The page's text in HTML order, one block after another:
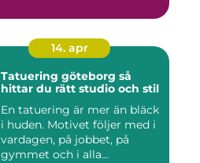
14. apr
Tatuering göteborg så
hittar du rätt studio och stil
En tatuering är mer än bläck
i huden. Motivet följer med i
vardagen, på jobbet, på
gymmet och i alla...